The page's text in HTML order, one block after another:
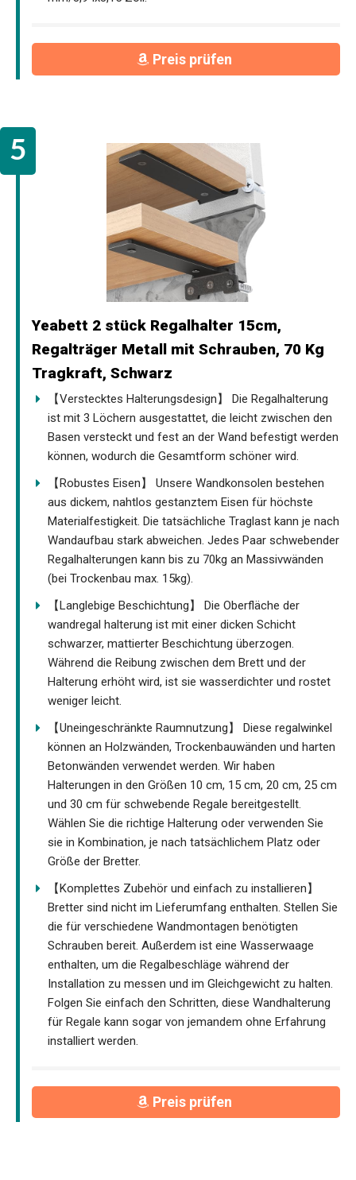
Preis prüfen
Yeabett 2 stück Regalhalter 15cm,
Regalträger Metall mit Schrauben, 70 Kg
Tragkraft, Schwarz
【Verstecktes Halterungsdesign】 Die Regalhalterung
ist mit 3 Löchern ausgestattet, die leicht zwischen den
Basen versteckt und fest an der Wand befestigt werden
können, wodurch die Gesamtform schöner wird.
【Robustes Eisen】 Unsere Wandkonsolen bestehen
aus dickem, nahtlos gestanztem Eisen für höchste
Materialfestigkeit. Die tatsächliche Traglast kann je nach
Wandaufbau stark abweichen. Jedes Paar schwebender
Regalhalterungen kann bis zu 70kg an Massivwänden
(bei Trockenbau max. 15kg).
【Langlebige Beschichtung】 Die Oberfläche der
wandregal halterung ist mit einer dicken Schicht
schwarzer, mattierter Beschichtung überzogen.
Während die Reibung zwischen dem Brett und der
Halterung erhöht wird, ist sie wasserdichter und rostet
weniger leicht.
【Uneingeschränkte Raumnutzung】 Diese regalwinkel
können an Holzwänden, Trockenbauwänden und harten
Betonwänden verwendet werden. Wir haben
Halterungen in den Größen 10 cm, 15 cm, 20 cm, 25 cm
und 30 cm für schwebende Regale bereitgestellt.
Wählen Sie die richtige Halterung oder verwenden Sie
sie in Kombination, je nach tatsächlichem Platz oder
Größe der Bretter.
【Komplettes Zubehör und einfach zu installieren】
Bretter sind nicht im Lieferumfang enthalten. Stellen Sie
die für verschiedene Wandmontagen benötigten
Schrauben bereit. Außerdem ist eine Wasserwaage
enthalten, um die Regalbeschläge während der
Installation zu messen und im Gleichgewicht zu halten.
Folgen Sie einfach den Schritten, diese Wandhalterung
für Regale kann sogar von jemandem ohne Erfahrung
installiert werden.
Preis prüfen